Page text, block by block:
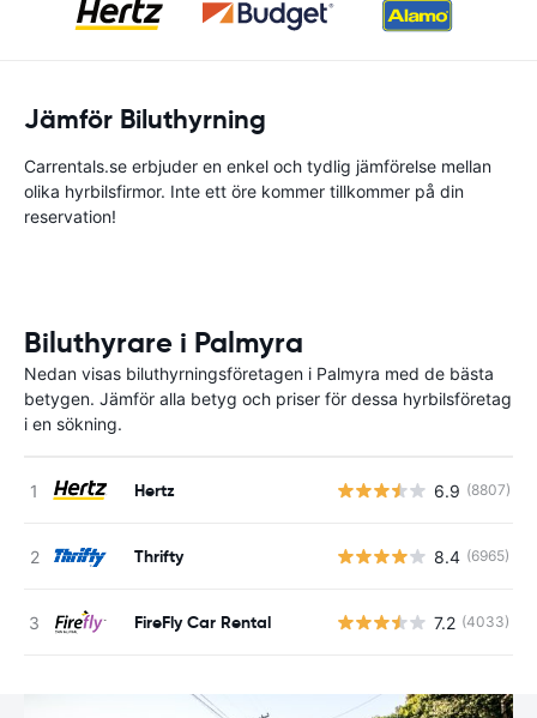
Jämför Biluthyrning
Carrentals.se erbjuder en enkel och tydlig jämförelse mellan
olika hyrbilsfirmor. Inte ett öre kommer tillkommer på din
reservation!
Biluthyrare i Palmyra
Nedan visas biluthyrningsföretagen i Palmyra med de bästa
betygen. Jämför alla betyg och priser för dessa hyrbilsföretag
i en sökning.
Hertz 6.9 (8807)
Thrifty 8.4 (6965)
FireFly Car Rental 7.2 (4033)